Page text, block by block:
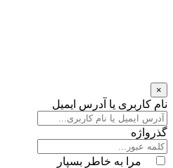
×
نام کاربری یا آدرس ایمیل
گذرواژه
مرا به خاطر بسپار